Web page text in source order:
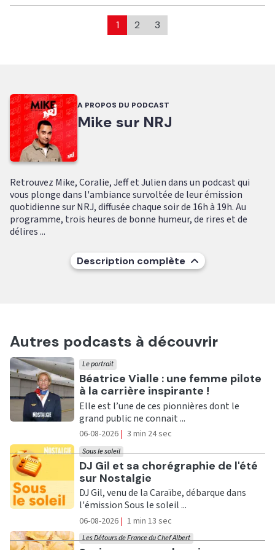
1 2 3
A PROPOS DU PODCAST
Mike sur NRJ
Retrouvez Mike, Coralie, Jeff et Julien dans un podcast qui
vous plonge dans l'ambiance survoltée de leur émission
quotidienne sur NRJ, diffusée chaque soir de 16h à 19h. Au
programme, trois heures de bonne humeur, de rires et de
délires ...
Description complète
Autres podcasts à découvrir
Ecouter
Béatrice Vialle : une femme pilote
à la carrière inspirante !
Le portrait
Elle est l’une de ces pionnières dont le
grand public ne connait ...
06-08-2026 | 3 min 24 sec
Ecouter
DJ Gil et sa chorégraphie de l'été
sur Nostalgie
Sous le soleil
DJ Gil, venu de la Caraïbe, débarque dans
l'émission Sous le soleil ...
06-08-2026 | 1 min 13 sec
Les Détours de France du Chef Albert